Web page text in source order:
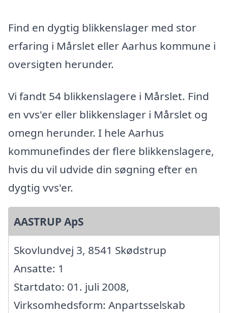
Find en dygtig blikkenslager med stor
erfaring i Mårslet eller Aarhus kommune i
oversigten herunder.
Vi fandt 54 blikkenslagere i Mårslet. Find
en vvs'er eller blikkenslager i Mårslet og
omegn herunder. I hele Aarhus
kommunefindes der flere blikkenslagere,
hvis du vil udvide din søgning efter en
dygtig vvs'er.
AASTRUP ApS
Skovlundvej 3, 8541 Skødstrup
Ansatte: 1
Startdato: 01. juli 2008,
Virksomhedsform: Anpartsselskab